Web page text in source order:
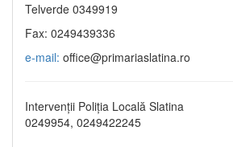
Telverde 0349919
Fax: 0249439336
e-mail: office@primariaslatina.ro
Intervenții Poliția Locală Slatina
0249954, 0249422245